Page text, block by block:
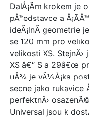
DalÅ¡Ã­m krokem je
pÅ™edstavce a
ideÃ¡lnÃ­ geometrie
se 120 mm pro
velikosti XS.
XS â€“ S a 29â€œ
uÅ¾ je vÃ½Å¡ka
sedne jako rukavice
perfektnÄ›
Universal jsou k